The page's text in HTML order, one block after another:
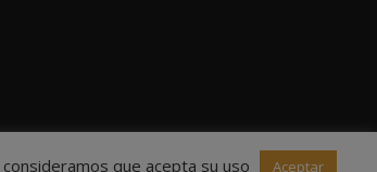
que acepta su uso Aceptar